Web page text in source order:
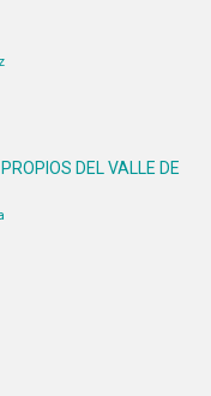
DEL VALLE DE